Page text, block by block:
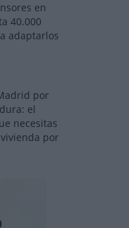
en
40.000
adaptarlos
por
el
necesitas
por